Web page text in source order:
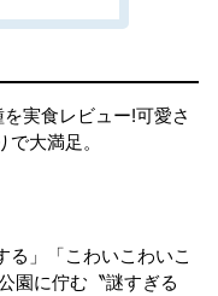
実食レビュー!可愛さ
大満足。
る」「こわいこわいこ
園に佇む〝謎すぎる